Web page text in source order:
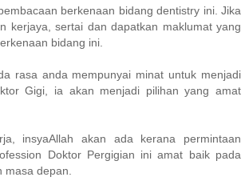
berkenaan bidang dentistry ini. Jika
kerjaya, sertai dan dapatkan maklumat yang
bidang ini.
rasa anda mempunyai minat untuk menjadi
Gigi, ia akan menjadi pilihan yang amat
insyaAllah akan ada kerana permintaan
Doktor Pergigian ini amat baik pada
masa depan.